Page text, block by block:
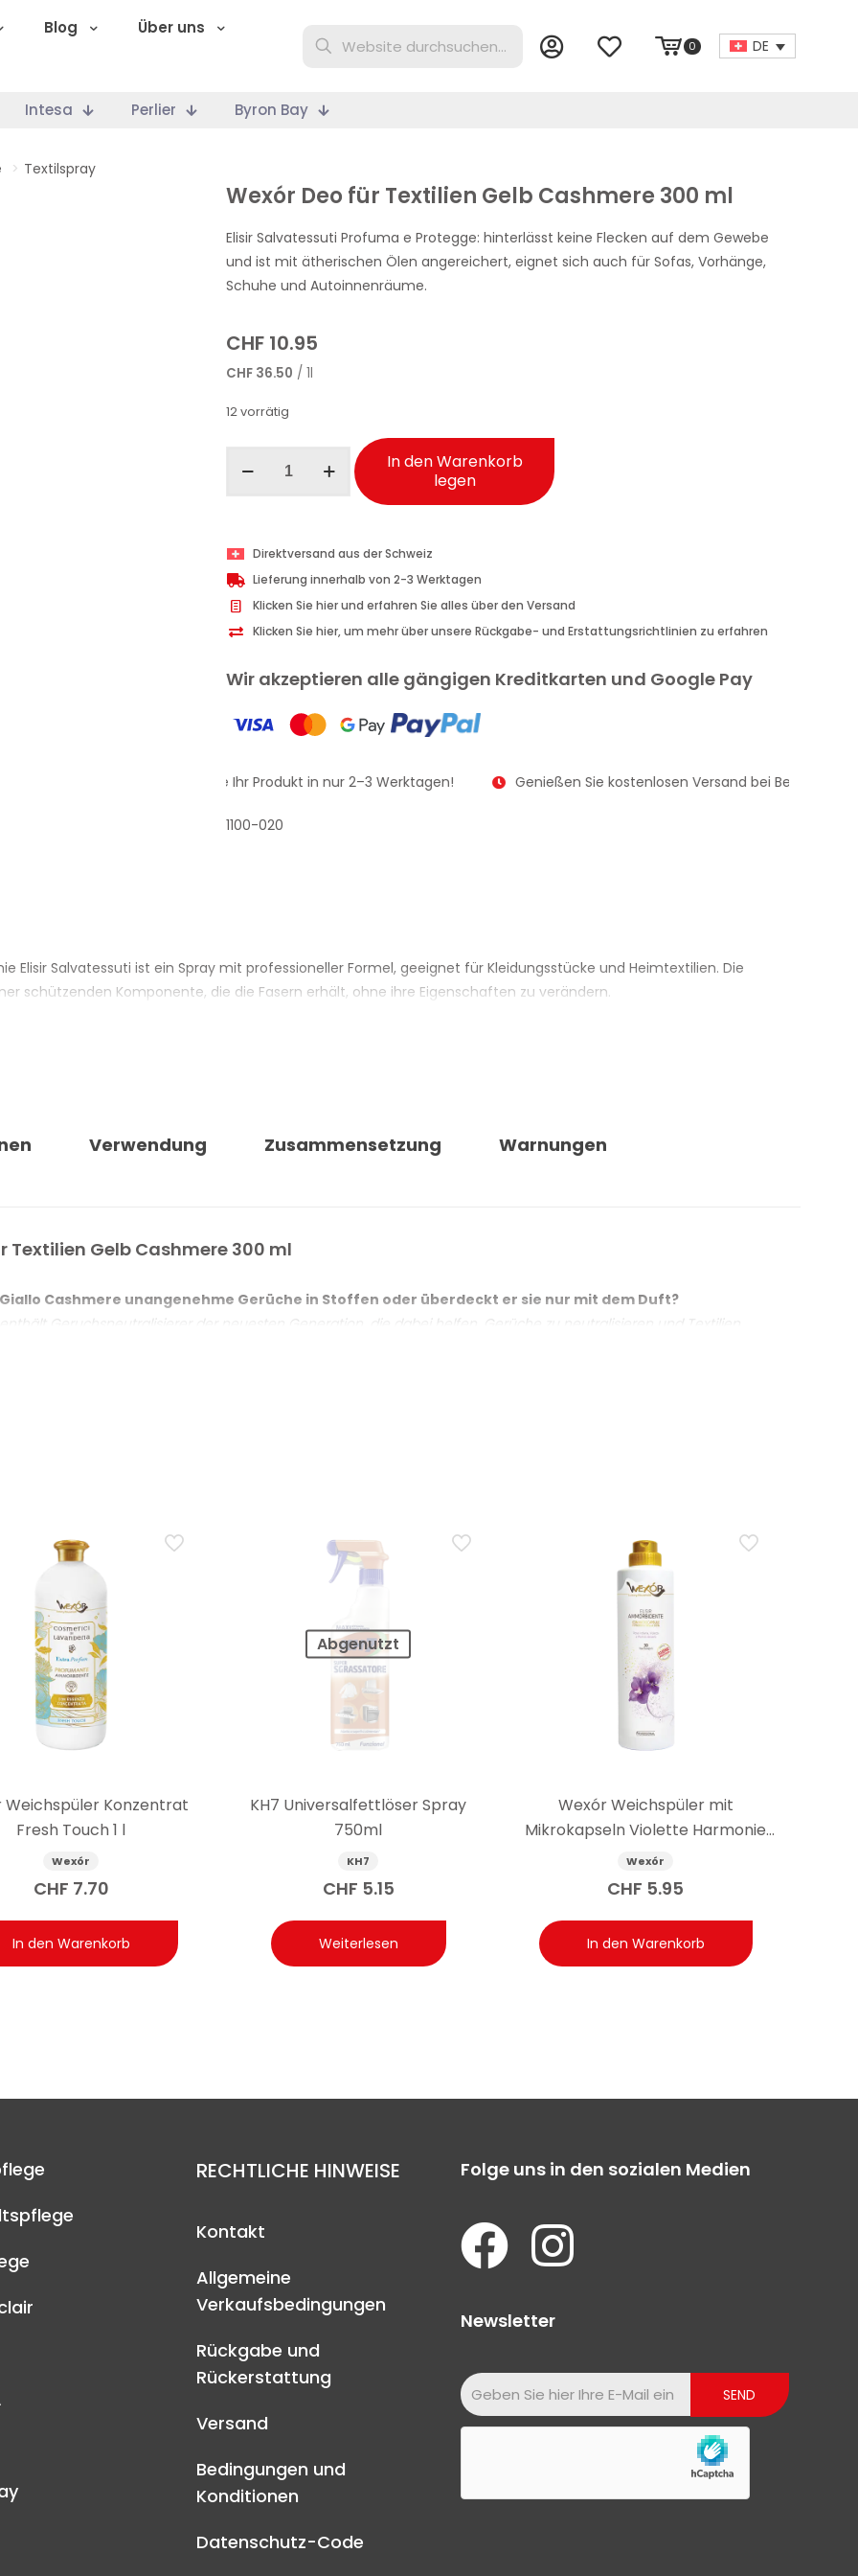
Blog
Über uns
0 DE
Intesa Perlier Byron Bay
> Textilspray
Wexór Deo für Textilien Gelb Cashmere 300 ml
Elisir Salvatessuti Profuma e Protegge: hinterlässt keine Flecken auf dem Gewebe
und ist mit ätherischen Ölen angereichert, eignet sich auch für Sofas, Vorhänge,
Schuhe und Autoinnenräume.
CHF 10.95
CHF 36.50 / 1l
12 vorrätig
Gelb
Cashmere
300
ml
In den Warenkorb
legen
Direktversand aus der Schweiz
Lieferung innerhalb von 2-3 Werktagen
Klicken Sie hier und erfahren Sie alles über den Versand
Klicken Sie hier, um mehr über unsere Rückgabe- und Erstattungsrichtlinien zu erfahren
Wir akzeptieren alle gängigen Kreditkarten und Google Pay
Erhalten Sie Ihr Produkt in nur 2–3 Werktagen! Genießen Sie kostenlosen Versand bei Bestellungen
1100-020
Elisir Salvatessuti ist ein Spray mit professioneller Formel, geeignet für Kleidungsstücke und Heimtextilien. Die
schützenden Komponente, die die Fasern erhält, ohne ihre Eigenschaften zu verändern.
Generation, die die Wirkung auf das Textil ergänzen. Die Duftnote ist auf Ylang-Ylang, Cashmere und
Charakter.
WEXÓR
Verwendung Zusammensetzung Warnungen
Textilien Gelb Cashmere 300 ml
Cashmere unangenehme Gerüche in Stoffen oder überdeckt er sie nur mit dem Duft?
Geruchsneutralisierer der neuesten Generation, die dabei helfen, Gerüche zu neutralisieren und Textilien
unterstützt er konkret; er ersetzt jedoch nicht das Waschen, und bei stark eingedrungenen oder hartnäckigen
und intensiv. Die wahrgenommene Intensität hängt von der aufgetragenen Menge und der Gewebeart ab: Für
reduzieren und einen Abstand von etwa 25 cm einhalten.
Materialien geeignet, oder sollte man ihn vorher testen?
Heimtextilien geeignet, bei empfindlichen oder besonderen Materialien ist jedoch ein Vortest an einer verdeckten
Ergebnis des Tests prüfen, bevor die gesamte Fläche behandelt wird.
Giallo Cashmere 300 ml korrekt?
Cashmere die Dose schütteln und das Produkt aus etwa 25 cm Abstand auf die aufzufrischenden Textilien
sich die Duftintensität regulieren.
Weichspüler Konzentrat
Fresh Touch 1 l
Wexór
CHF 7.70
In den Warenkorb
Abgenutzt
KH7 Universalfettlöser Spray
750ml
KH7
CHF 5.15
Weiterlesen
Wexór Weichspüler mit
Mikrokapseln Violette Harmonie
750 ml
Wexór
CHF 5.95
In den Warenkorb
RECHTLICHE HINWEISE
Kontakt
Allgemeine
Verkaufsbedingungen
Rückgabe und
Rückerstattung
Versand
Bedingungen und
Konditionen
Datenschutz-Code
Folge uns in den sozialen Medien
Newsletter